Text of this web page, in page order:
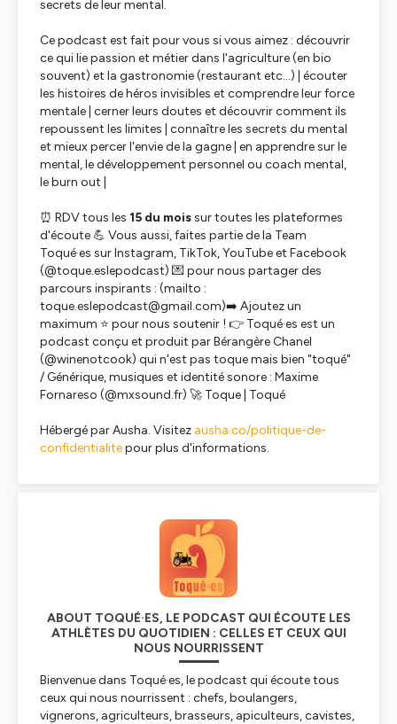
secrets de leur mental.
Ce podcast est fait pour vous si vous aimez : découvrir
ce qui lie passion et métier dans l'agriculture (en bio
souvent) et la gastronomie (restaurant etc...) | écouter
les histoires de héros invisibles et comprendre leur force
mentale | cerner leurs doutes et découvrir comment ils
repoussent les limites | connaître les secrets du mental
et mieux percer l'envie de la gagne | en apprendre sur le
mental, le développement personnel ou coach mental,
le burn out |
⏰ RDV tous les 15 du moissur toutes les plateformes
d'écoute 💪 Vous aussi, faites partie de la Team
Toqué·es sur Instagram, TikTok, YouTube et Facebook
(@toque.eslepodcast) 💌 pour nous partager des
parcours inspirants : (mailto :
toque.eslepodcast@gmail.com)➡️ Ajoutez un
maximum ⭐ pour nous soutenir ! 👉 Toqué·es est un
podcast conçu et produit par Bérangère Chanel
(@winenotcook) qui n'est pas toque mais bien "toqué"
/ Générique, musiques et identité sonore : Maxime
Fornareso (@mxsound.fr) 🚀 Toque | Toqué
Hébergé par Ausha. Visitez ausha.co/politique-de-
confidentialitepour plus d'informations.
ABOUT TOQUÉ·ES, LE PODCAST QUI ÉCOUTE LES
ATHLÈTES DU QUOTIDIEN : CELLES ET CEUX QUI
NOUS NOURRISSENT
Bienvenue dans Toqué·es, le podcast qui écoute tous
ceux qui nous nourrissent : chefs, boulangers,
vignerons, agriculteurs, brasseurs, apiculteurs, cavistes,